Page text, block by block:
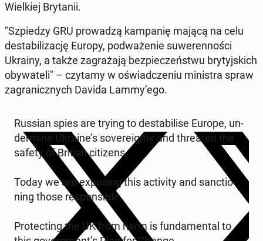
Wiel­kiej Bry­ta­nii.
"Szpie­dzy GRU pro­wa­dzą kam­pa­nię mającą na celu
de­sta­bi­li­za­cję Europy, pod­wa­że­nie su­we­ren­no­ści
Ukrainy, a także za­gra­ża­ją bez­pie­czeń­stwu bry­tyj­skich
oby­wa­te­li" – czytamy w oświad­cze­niu mi­ni­stra spraw
za­gra­nicz­nych Davida Lammy’ego.
Russian spies are trying to de­sta­bi­li­se Europe, un­
der­mi­ne Ukraine’s so­ve­re­ign­ty and thre­aten the
safety of British ci­ti­zens.
Today we are expo­sing this ac­ti­vi­ty and sanc­tio­
ning those re­spon­si­ble.
Pro­tec­ting the UK from harm is fun­da­men­tal to